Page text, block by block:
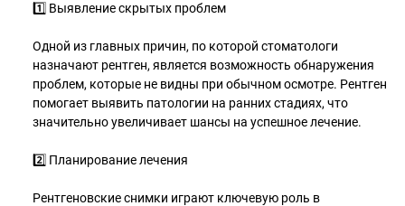
1️⃣ Выявление скрытых проблем
Одной из главных причин, по которой стоматологи
назначают рентген, является возможность обнаружения
проблем, которые не видны при обычном осмотре. Рентген
помогает выявить патологии на ранних стадиях, что
значительно увеличивает шансы на успешное лечение.
2️⃣ Планирование лечения
Рентгеновские снимки играют ключевую роль в